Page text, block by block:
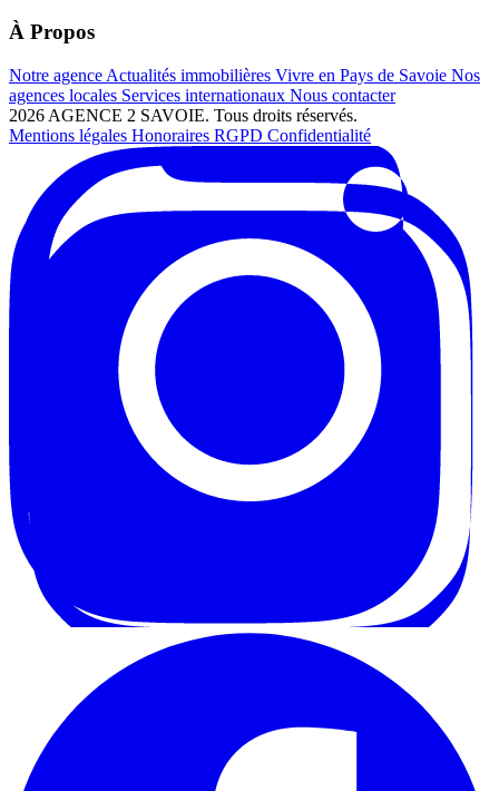
À Propos
Notre agence Actualités immobilières Vivre en Pays de Savoie Nos
agences locales Services internationaux Nous contacter
2026 AGENCE 2 SAVOIE. Tous droits réservés.
Mentions légales Honoraires RGPD Confidentialité